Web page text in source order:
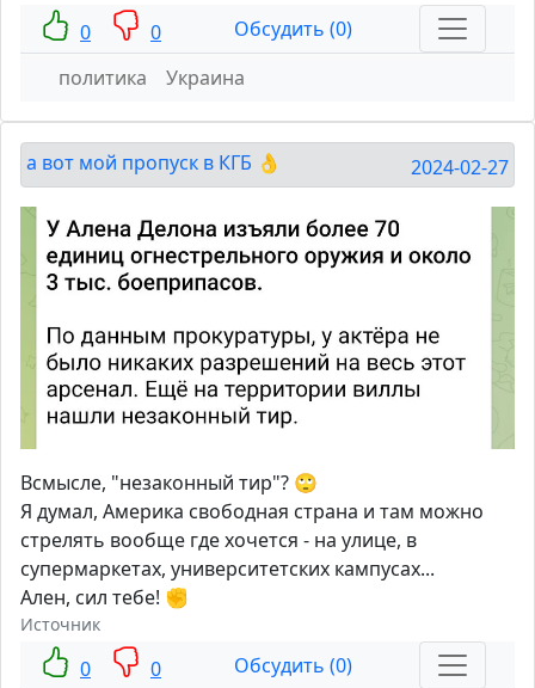
0 0
Обсудить (0)
политика
Украина
а вот мой пропуск в КГБ 👌 2024-02-27
Всмысле, "незаконный тир"? 🙄
Я думал, Америка свободная страна и там можно
стрелять вообще где хочется - на улице, в
супермаркетах, университетских кампусах...
Ален, сил тебе! ✊
Источник
0 0
Обсудить (0)